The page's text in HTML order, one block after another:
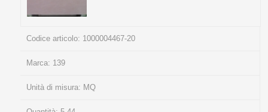
Codice articolo: 1000004467-20
Marca: 139
Unità di misura: MQ